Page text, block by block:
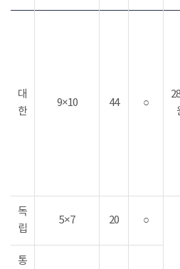
대
한
9×10 44 ○
독
립
5×7 20 ○
통